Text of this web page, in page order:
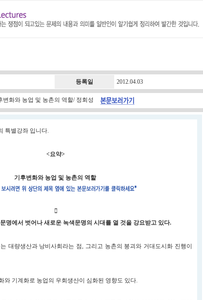
등록일 2012.04.03
변화와 농업 및 농촌의 역할/ 정회성
특별강좌 입니다.
<요약>
기후변화와 농업 및 농촌의 역할

명에서 벗어나 새로운 녹색문명의 시대를 열 것을 강요받고 있다.
대량생산과 낭비사회라는 점, 그리고 농촌의 붕괴와 거대도시화 진행이
와 기계화로 농업의 우회생산이 심화된 영향도 있다.